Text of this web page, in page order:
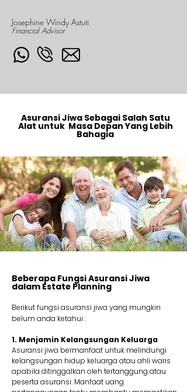
Josephine Windy Astuti
Financial Advisor
Asuransi Jiwa Sebagai Salah Satu
Alat untuk Masa Depan Yang Lebih
Bahagia
Beberapa Fungsi Asuransi Jiwa
dalam Estate Planning
Berikut fungsi asuransi jiwa yang mungkin
belum anda ketahui :
1. Menjamin Kelangsungan Keluarga
Asuransi jiwa bermanfaat untuk melindungi
kelangsungan hidup keluarga atau ahli waris
apabila ditinggalkan oleh tertanggung atau
peserta asuransi. Manfaat uang